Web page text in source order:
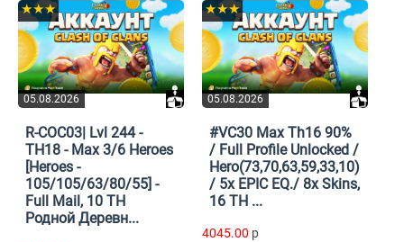
05.08.2026
★★★
R-COC03| Lvl 244 -
TH18 - Max 3/6 Heroes
[Heroes -
105/105/63/80/55] -
Full Mail, 10 TH
Родной Деревн...
05.08.2026
★★★
#VC30 Max Th16 90%
/ Full Profile Unlocked /
Hero(73,70,63,59,33,10)
/ 5x EPIC EQ./ 8x Skins,
16 TH ...
4045.00 p